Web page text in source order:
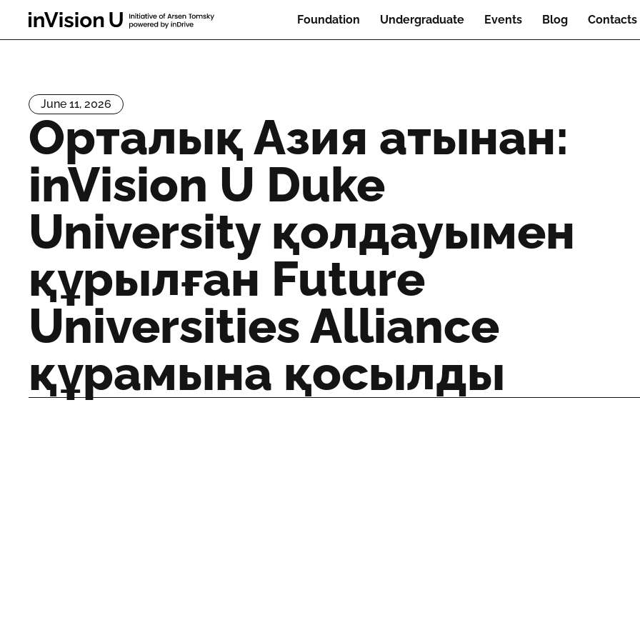
Foundation Undergraduate Events Blog Contacts
June 11, 2026
Орталық Азия атынан:
inVision U Duke
University қолдауымен
құрылған Future
Universities Alliance
құрамына қосылды